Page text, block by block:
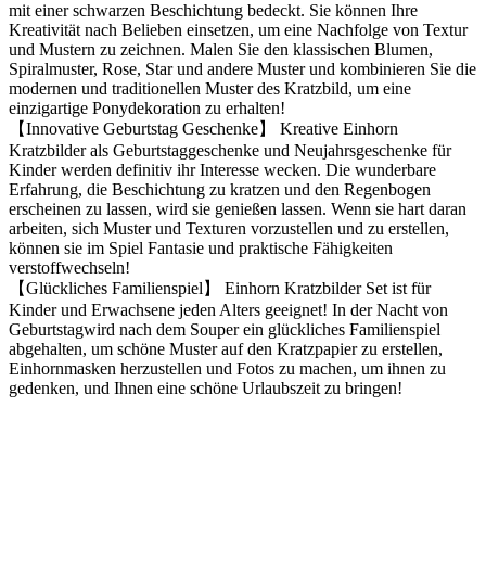
mit einer schwarzen Beschichtung bedeckt. Sie können Ihre
Kreativität nach Belieben einsetzen, um eine Nachfolge von Textur
und Mustern zu zeichnen. Malen Sie den klassischen Blumen,
Spiralmuster, Rose, Star und andere Muster und kombinieren Sie die
modernen und traditionellen Muster des Kratzbild, um eine
einzigartige Ponydekoration zu erhalten!
【Innovative Geburtstag Geschenke】 Kreative Einhorn
Kratzbilder als Geburtstaggeschenke und Neujahrsgeschenke für
Kinder werden definitiv ihr Interesse wecken. Die wunderbare
Erfahrung, die Beschichtung zu kratzen und den Regenbogen
erscheinen zu lassen, wird sie genießen lassen. Wenn sie hart daran
arbeiten, sich Muster und Texturen vorzustellen und zu erstellen,
können sie im Spiel Fantasie und praktische Fähigkeiten
verstoffwechseln!
【Glückliches Familienspiel】 Einhorn Kratzbilder Set ist für
Kinder und Erwachsene jeden Alters geeignet! In der Nacht von
Geburtstagwird nach dem Souper ein glückliches Familienspiel
abgehalten, um schöne Muster auf den Kratzpapier zu erstellen,
Einhornmasken herzustellen und Fotos zu machen, um ihnen zu
gedenken, und Ihnen eine schöne Urlaubszeit zu bringen!